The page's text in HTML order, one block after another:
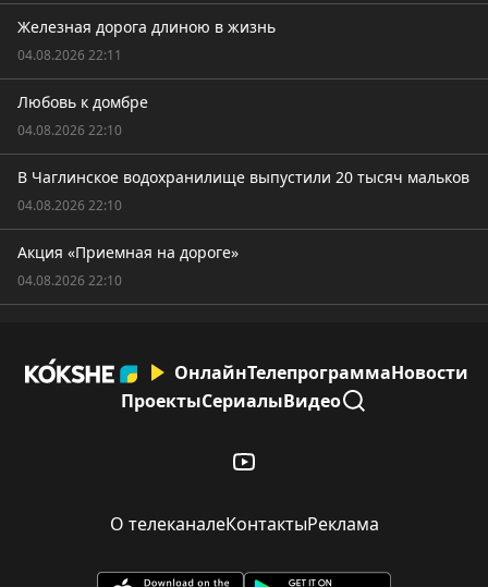
Железная дорога длиною в жизнь
04.08.2026 22:11
Любовь к домбре
04.08.2026 22:10
В Чаглинское водохранилище выпустили 20 тысяч мальков
04.08.2026 22:10
Акция «Приемная на дороге»
04.08.2026 22:10
ОнлайнТелепрограммаНовости
ПроектыСериалыВидео
О телеканалеКонтактыРеклама